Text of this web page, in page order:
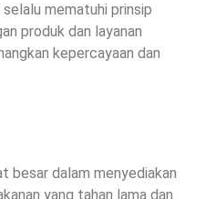
mematuhi prinsip
produk dan layanan
kepercayaan dan
besar dalam menyediakan
yang tahan lama dan